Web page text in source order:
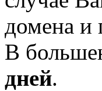
домена и
В
дней.